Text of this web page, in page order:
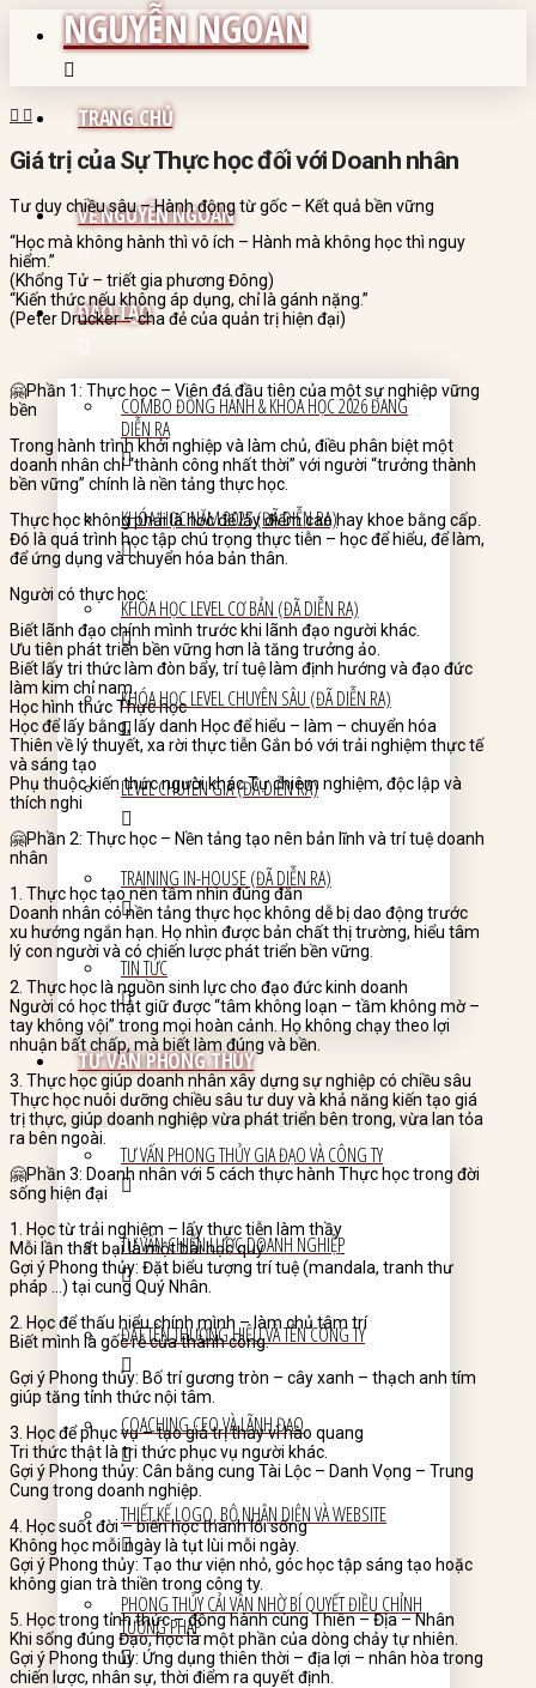
NGUYỄN NGOAN
TRANG CHỦ
VỀ NGUYỄN NGOAN
ĐÀO TẠO
COMBO ĐỒNG HÀNH & KHÓA HỌC 2026 ĐANG
DIỄN RA
KHÓA HỌC NĂM 2025 (ĐÃ DIỄN RA)
KHÓA HỌC LEVEL CƠ BẢN (ĐÃ DIỄN RA)
KHÓA HỌC LEVEL CHUYÊN SÂU (ĐÃ DIỄN RA)
LEVEL CHUYÊN GIA (ĐÃ DIỄN RA)
TRAINING IN-HOUSE (ĐÃ DIỄN RA)
TIN TỨC
TƯ VẤN PHONG THỦY
TƯ VẤN PHONG THỦY GIA ĐẠO VÀ CÔNG TY
TƯ VẤN CHIẾN LƯỢC DOANH NGHIỆP
ĐẶT TÊN THƯƠNG HIỆU VÀ TÊN CÔNG TY
COACHING CEO VÀ LÃNH ĐẠO
THIẾT KẾ LOGO, BỘ NHẬN DIỆN VÀ WEBSITE
PHONG THỦY CẢI VẬN NHỜ BÍ QUYẾT ĐIỀU CHỈNH
TƯỚNG PHÁP
Giá trị của Sự Thực học đối với Doanh nhân
Tư duy chiều sâu – Hành động từ gốc – Kết quả bền vững
“Học mà không hành thì vô ích – Hành mà không học thì nguy
hiểm.”
(Khổng Tử – triết gia phương Đông)
“Kiến thức nếu không áp dụng, chỉ là gánh nặng.”
(Peter Drucker – cha đẻ của quản trị hiện đại)
🤗Phần 1: Thực học – Viên đá đầu tiên của một sự nghiệp vững
bền
Trong hành trình khởi nghiệp và làm chủ, điều phân biệt một
doanh nhân chỉ “thành công nhất thời” với người “trưởng thành
bền vững” chính là nền tảng thực học.
Thực học không phải là học để lấy điểm cao hay khoe bằng cấp.
Đó là quá trình học tập chú trọng thực tiễn – học để hiểu, để làm,
để ứng dụng và chuyển hóa bản thân.
Người có thực học:
Biết lãnh đạo chính mình trước khi lãnh đạo người khác.
Ưu tiên phát triển bền vững hơn là tăng trưởng ảo.
Biết lấy tri thức làm đòn bẩy, trí tuệ làm định hướng và đạo đức
làm kim chỉ nam.
Học hình thức Thực học
Học để lấy bằng, lấy danh Học để hiểu – làm – chuyển hóa
Thiên về lý thuyết, xa rời thực tiễn Gắn bó với trải nghiệm thực tế
và sáng tạo
Phụ thuộc kiến thức người khác Tự chiêm nghiệm, độc lập và
thích nghi
🤗Phần 2: Thực học – Nền tảng tạo nên bản lĩnh và trí tuệ doanh
nhân
1. Thực học tạo nên tầm nhìn đúng đắn
Doanh nhân có nền tảng thực học không dễ bị dao động trước
xu hướng ngắn hạn. Họ nhìn được bản chất thị trường, hiểu tâm
lý con người và có chiến lược phát triển bền vững.
2. Thực học là nguồn sinh lực cho đạo đức kinh doanh
Người có học thật giữ được “tâm không loạn – tầm không mờ –
tay không vội” trong mọi hoàn cảnh. Họ không chạy theo lợi
nhuận bất chấp, mà biết làm đúng và bền.
3. Thực học giúp doanh nhân xây dựng sự nghiệp có chiều sâu
Thực học nuôi dưỡng chiều sâu tư duy và khả năng kiến tạo giá
trị thực, giúp doanh nghiệp vừa phát triển bên trong, vừa lan tỏa
ra bên ngoài.
🤗Phần 3: Doanh nhân với 5 cách thực hành Thực học trong đời
sống hiện đại
1. Học từ trải nghiệm – lấy thực tiễn làm thầy
Mỗi lần thất bại là một bài học quý.
Gợi ý Phong thủy: Đặt biểu tượng trí tuệ (mandala, tranh thư
pháp …) tại cung Quý Nhân.
2. Học để thấu hiểu chính mình – làm chủ tâm trí
Biết mình là gốc rễ của thành công.
Gợi ý Phong thủy: Bố trí gương tròn – cây xanh – thạch anh tím
giúp tăng tỉnh thức nội tâm.
3. Học để phục vụ – tạo giá trị thay vì hào quang
Tri thức thật là tri thức phục vụ người khác.
Gợi ý Phong thủy: Cân bằng cung Tài Lộc – Danh Vọng – Trung
Cung trong doanh nghiệp.
4. Học suốt đời – biến học thành lối sống
Không học mỗi ngày là tụt lùi mỗi ngày.
Gợi ý Phong thủy: Tạo thư viện nhỏ, góc học tập sáng tạo hoặc
không gian trà thiền trong công ty.
5. Học trong tỉnh thức – đồng hành cùng Thiên – Địa – Nhân
Khi sống đúng Đạo, học là một phần của dòng chảy tự nhiên.
Gợi ý Phong thủy: Ứng dụng thiên thời – địa lợi – nhân hòa trong
chiến lược, nhân sự, thời điểm ra quyết định.